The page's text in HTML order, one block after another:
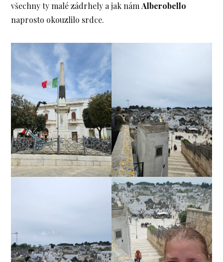
všechny ty malé zádrhely a jak námAlberobello
naprosto okouzlilo srdce.